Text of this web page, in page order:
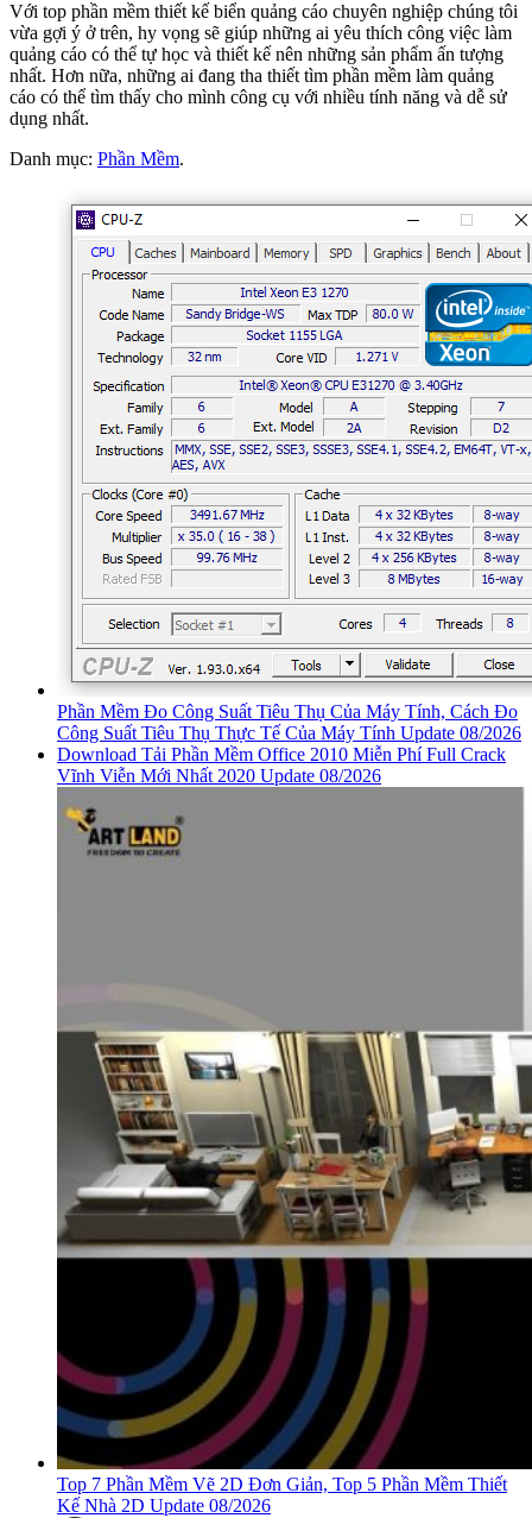
Với top phần mềm thiết kế biển quảng cáo chuyên nghiệp chúng tôi
vừa gợi ý ở trên, hy vọng sẽ giúp những ai yêu thích công việc làm
quảng cáo có thể tự học và thiết kế nên những sản phẩm ấn tượng
nhất. Hơn nữa, những ai đang tha thiết tìm phần mềm làm quảng
cáo có thể tìm thấy cho mình công cụ với nhiều tính năng và dễ sử
dụng nhất.
Danh mục: Phần Mềm.
Phần Mềm Đo Công Suất Tiêu Thụ Của Máy Tính, Cách Đo
Công Suất Tiêu Thụ Thực Tế Của Máy Tính Update 08/2026
Download Tải Phần Mềm Office 2010 Miễn Phí Full Crack
Vĩnh Viễn Mới Nhất 2020 Update 08/2026
Top 7 Phần Mềm Vẽ 2D Đơn Giản, Top 5 Phần Mềm Thiết
Kế Nhà 2D Update 08/2026